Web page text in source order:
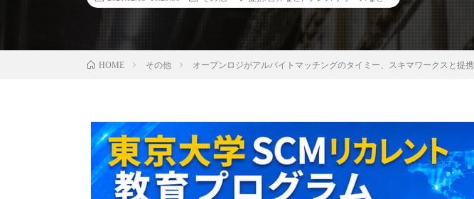
HOME その他 オープンロジがアルバイトマッチングのタイミー、スキマワークスと提携